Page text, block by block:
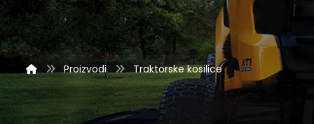
Proizvodi Traktorske kosilice